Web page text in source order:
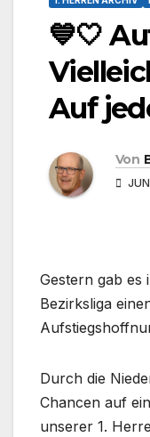
💙🤍
Auf
Von
Gestern gab es
Bezirksliga
Durch die
Chancen auf
unserer 1.